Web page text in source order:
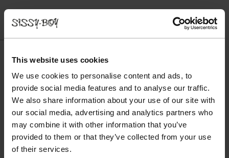
This website uses cookies
We use cookies to personalise content and ads, to
provide social media features and to analyse our traffic.
We also share information about your use of our site with
our social media, advertising and analytics partners who
may combine it with other information that you’ve
provided to them or that they’ve collected from your use
of their services.
71.94 / 6 st.
Gekozen maat: Onesize
Levertijd: 1–2 werkdagen
IN WINKELMAND